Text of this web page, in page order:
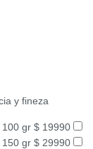
y fineza
100 gr $ 19990
150 gr $ 29990